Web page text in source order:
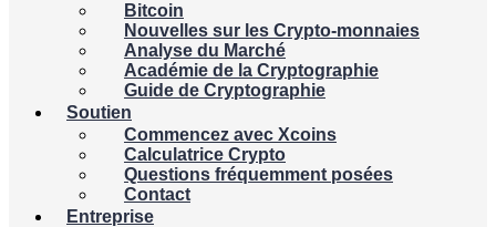
Bitcoin
Nouvelles sur les Crypto-monnaies
Analyse du Marché
Académie de la Cryptographie
Guide de Cryptographie
Soutien
Commencez avec Xcoins
Calculatrice Crypto
Questions fréquemment posées
Contact
Entreprise